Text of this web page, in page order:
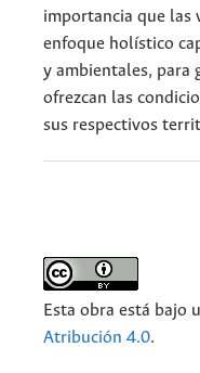
importancia que las
enfoque holístico
y ambientales, para
ofrezcan las
sus respectivos
Esta obra está bajo
Atribución 4.0.